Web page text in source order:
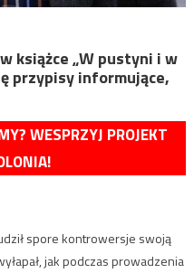
książce „W pustyni i w
przypisy informujące,
WESPRZYJ PROJEKT
spore kontrowersje swoją
jak podczas prowadzenia